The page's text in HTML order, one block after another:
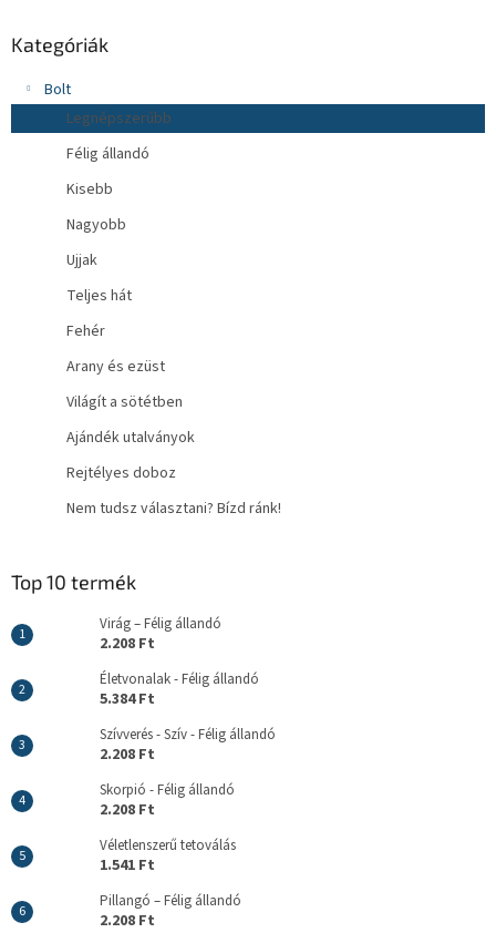
Kategóriák
Bolt
Legnépszerűbb
Félig állandó
Kisebb
Nagyobb
Ujjak
Teljes hát
Fehér
Arany és ezüst
Világít a sötétben
Ajándék utalványok
Rejtélyes doboz
Nem tudsz választani? Bízd ránk!
Top 10 termék
Virág – Félig állandó
2.208 Ft
Életvonalak - Félig állandó
5.384 Ft
Szívverés - Szív - Félig állandó
2.208 Ft
Skorpió - Félig állandó
2.208 Ft
Véletlenszerű tetoválás
1.541 Ft
Pillangó – Félig állandó
2.208 Ft